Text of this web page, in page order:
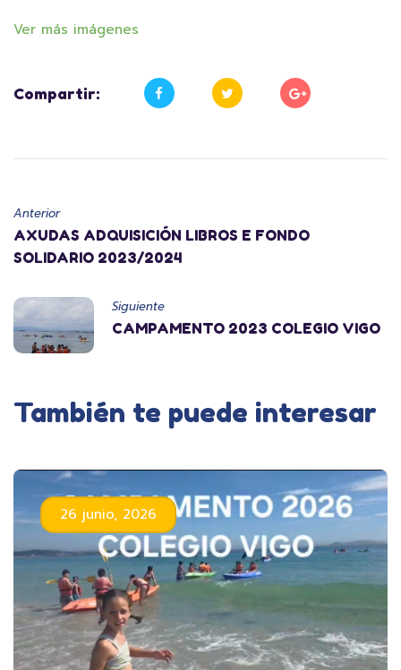
Ver más imágenes
Compartir:
Anterior
AXUDAS ADQUISICIÓN LIBROS E FONDO
SOLIDARIO 2023/2024
Siguiente
CAMPAMENTO 2023 COLEGIO VIGO
También te puede interesar
26 junio, 2026